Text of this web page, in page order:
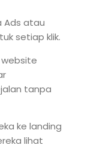
Ads atau
setiap klik.
tanpa
ke landing
lihat